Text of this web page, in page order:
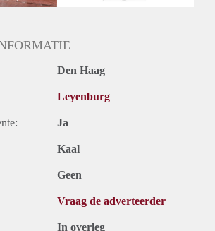
Den Haag
Leyenburg
Ja
Kaal
Geen
Vraag de adverteerder
In overleg